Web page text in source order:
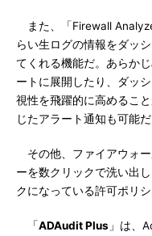
また、「Firewall
らい生ログの情報をダッ
てくれる機能だ。あらか
ートに展開したり、ダッ
視性を飛躍的に高めるこ
じたアラート通知も可能だ
その他、ファイアウォ
ーを数クリックで洗い出
クになっている許可ポリ
「ADAudit Plus 」は、